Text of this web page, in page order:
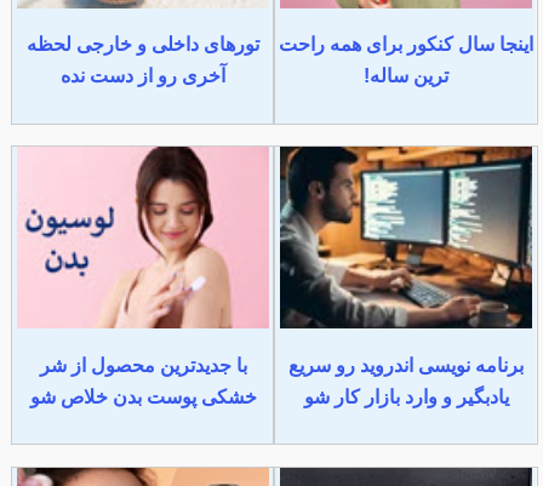
اینجا سال کنکور برای همه راحت
ترین ساله!
تورهای داخلی و خارجی لحظه
آخری رو از دست نده
برنامه نویسی اندروید رو سریع
یادبگیر و وارد بازار کار شو
با جدیدترین محصول از شر
خشکی پوست بدن خلاص شو